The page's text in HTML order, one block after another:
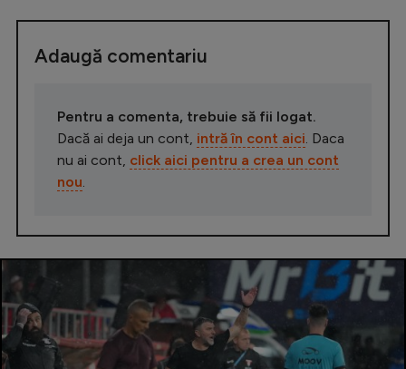
Adaugă comentariu
Pentru a comenta, trebuie să fii logat.
Dacă ai deja un cont, intră în cont aici . Daca
nu ai cont, click aici pentru a crea un cont
nou